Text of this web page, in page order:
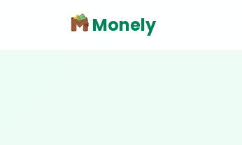
Monely